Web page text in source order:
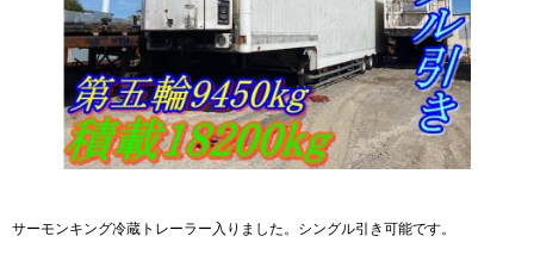
サーモンキング冷蔵トレーラー入りました。シングル引き可能です。